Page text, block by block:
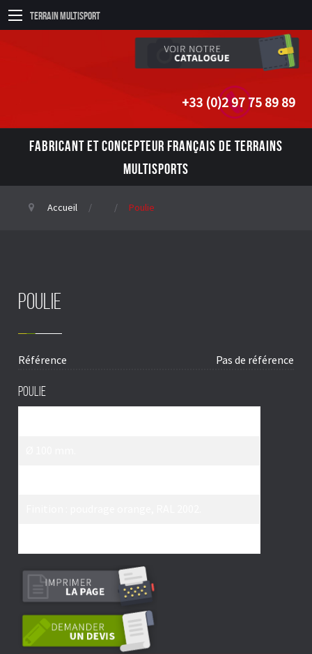
Terrain Multisport
+33 (0)2 97 75 89 89
FABRICANT ET CONCEPTEUR FRANÇAIS DE TERRAINS
MULTISPORTS
Accueil Poulie
Poulie
Référence Pas de référence
Poulie